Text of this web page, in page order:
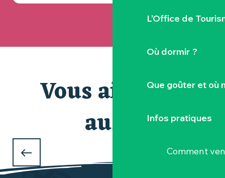
L’Office de
Où dormir ?
Que goûter et où
Infos pratiques
Comment
Vous aimerez
aussi
QUE FAIRE PENDANT LES VACANCES
D'AVRIL